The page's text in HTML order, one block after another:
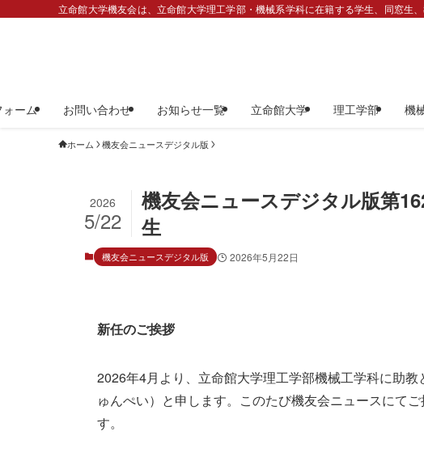
立命館大学機友会は、立命館大学理工学部・機械系学科に在籍する学生、同窓生
ーム お問い合わせ お知らせ一覧 立命館大学 理工学部 機
ホーム 機友会ニュースデジタル版
機友会ニュースデジタル版第
生
2026
5/22
機友会ニュースデジタル版 2026年5月22日
新任のご挨拶
2026年4月より、立命館大学理工学部機械工学科に助
ゅんぺい）と申します。このたび機友会ニュースにて
す。